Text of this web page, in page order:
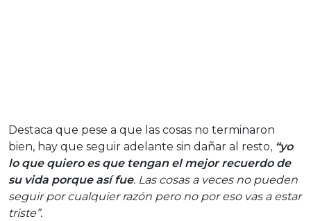
Destaca que pese a que las cosas no terminaron
bien, hay que seguir adelante sin dañar al resto, “yo
lo que quiero es que tengan el mejor recuerdo de
su vida porque así fue. Las cosas a veces no pueden
seguir por cualquier razón pero no por eso vas a estar
triste”.